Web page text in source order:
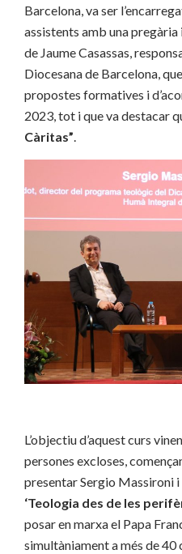
Barcelona, va ser
assistents amb una
de Jaume Casassas,
Diocesana de Barcelona,
propostes formatives i
2023, tot i que va destacar
Càritas”
L’objectiu d’aquest curs
persones excloses,
presentar Sergio Massironi i
‘Teologia des de les
posar en marxa el Papa
simultàniament a més de